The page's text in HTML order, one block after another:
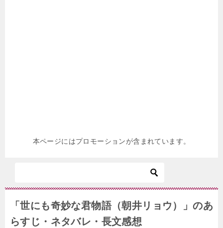
本ページにはプロモーションが含まれています。
「世にも奇妙な君物語（朝井リョウ）」のあ
らすじ・ネタバレ・長文感想